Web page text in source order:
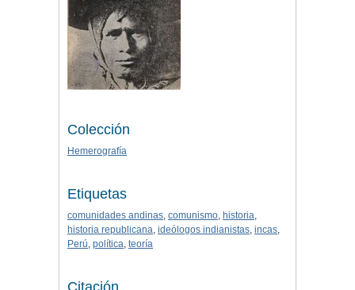
Colección
Hemerografía
Etiquetas
comunidades andinas, comunismo, historia,
historia republicana, ideólogos indianistas, incas,
Perú, política, teoría